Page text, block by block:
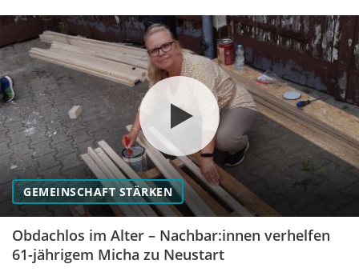
GEMEINSCHAFT STÄRKEN
Obdachlos im Alter – Nachbar:innen verhelfen
61-jährigem Micha zu Neustart